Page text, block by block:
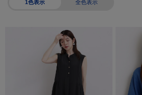
1色表示 全色表示